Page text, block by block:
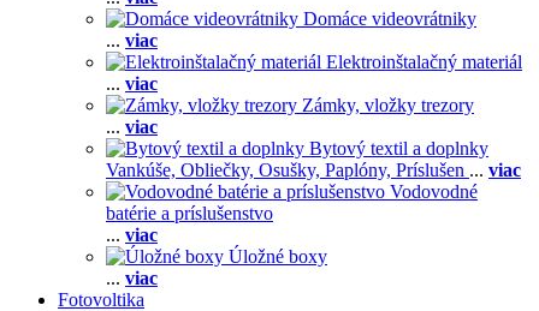
Domáce videovrátniky
... viac
Elektroinštalačný materiál
... viac
Zámky, vložky trezory
... viac
Bytový textil a doplnky
Vankúše, Obliečky, Osušky, Paplóny, Príslušen ... viac
Vodovodné
batérie a príslušenstvo
... viac
Úložné boxy
... viac
Fotovoltika